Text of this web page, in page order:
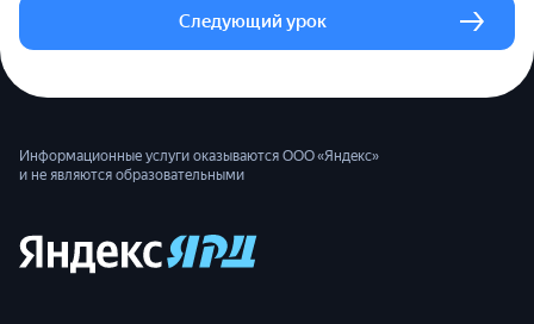
Следующий урок
Информационные услуги оказываются ООО «Яндекс»
и не являются образовательными